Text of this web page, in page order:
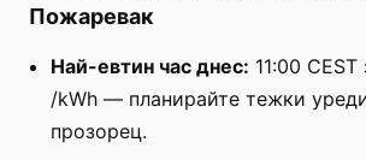
Пожаревак
Най-евтин час днес: 11:00
/kWh — планирайте тежки
прозорец.